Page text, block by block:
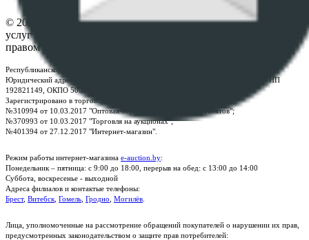
© 2026 Республиканское унитарное предприятие по оказанию
услуг "БелЮрОбеспечение" - Все права защищены авторским
правом
Республиканское унитарное предприятие по оказанию услуг "БелЮрОбеспечение"
Юридический адрес: г. Минск, пр-т. Дзержинского, 1Б, e-mail:
, УНП
192821149, ОКПО 500111895000
Зарегистрировано в торговом реестре Республики Беларусь:
№310994 от 10.03.2017 "Оптовая торговля без торговых объектов";
№370993 от 10.03.2017 "Торговля на аукционах";
№401394 от 27.12.2017 "Интернет-магазин".
Режим работы интернет-магазина e-auction.by:
Понедельник – пятница: с 9:00 до 18:00, перерыв на обед: с 13:00 до 14:00
Суббота, воскресенье - выходной
Адреса филиалов и контактые телефоны:
Брест, Витебск Гомель Гродно Могилёв
Лица, уполномоченные на рассмотрение обращений покупателей о нарушении их прав,
предусмотренных законодательством о защите прав потребителей: